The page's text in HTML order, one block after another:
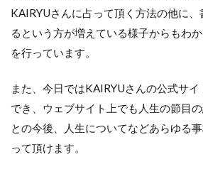
KAIRYUさんに占って頂く方法の他に
るという方が増えている様子からもわ
を行っています。
また、今日ではKAIRYUさんの公式サ
でき、ウェブサイト上でも人生の節目
との今後、人生についてなどあらゆる
って頂けます。